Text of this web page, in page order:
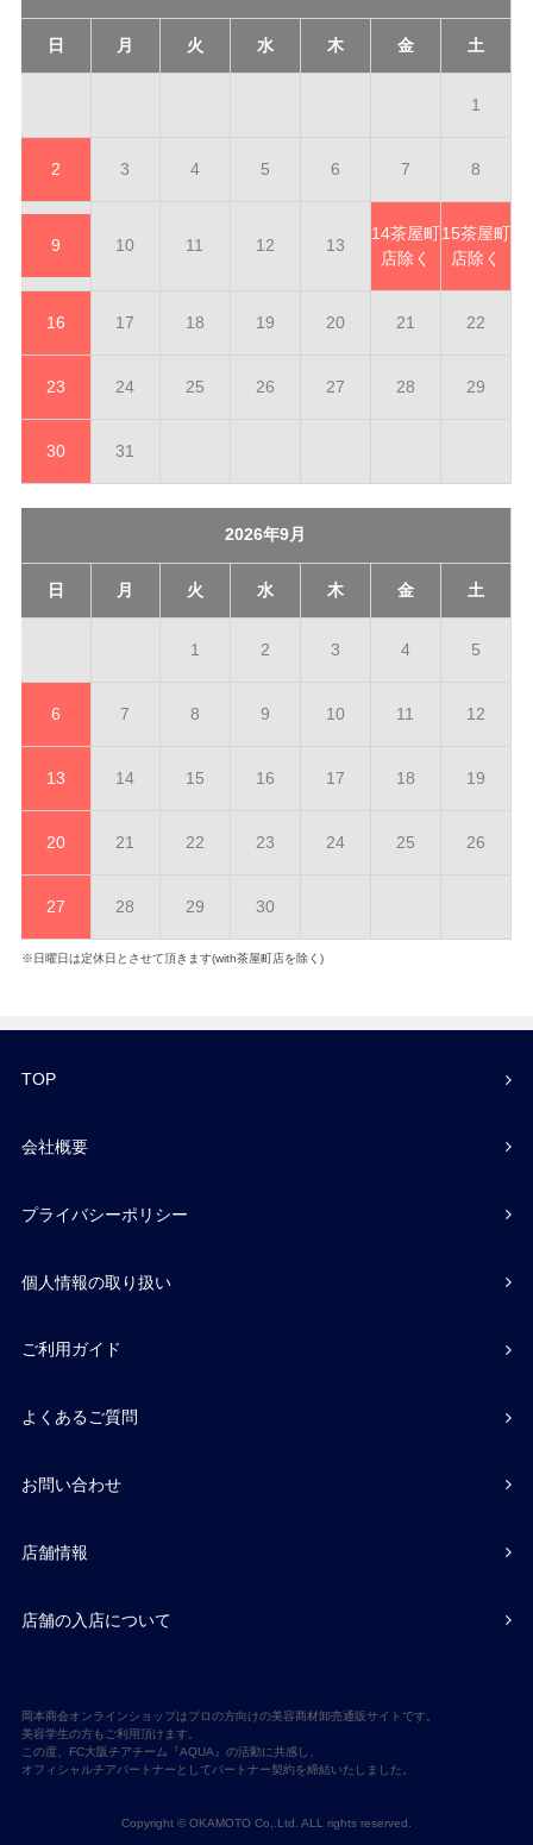
日 月 火 水 木 金 土
1
2 3 4 5 6 7 8
9 10 11 12 13
14茶屋町
店除く
15茶屋町
店除く
16 17 18 19 20 21 22
23 24 25 26 27 28 29
30 31
2026年9月
日 月 火 水 木 金 土
1 2 3 4 5
6 7 8 9 10 11 12
13 14 15 16 17 18 19
20 21 22 23 24 25 26
27 28 29 30
※日曜日は定休日とさせて頂きます(with茶屋町店を除く)
TOP
会社概要
プライバシーポリシー
個人情報の取り扱い
ご利用ガイド
よくあるご質問
お問い合わせ
店舗情報
店舗の入店について
岡本商会オンラインショップはプロの方向けの美容商材卸売通販サイトです。
美容学生の方もご利用頂けます。
この度、FC大阪チアチーム『AQUA』の活動に共感し、
オフィシャルチアパートナーとしてパートナー契約を締結いたしました。
Copyright © OKAMOTO Co,.Ltd. ALL rights reserved.